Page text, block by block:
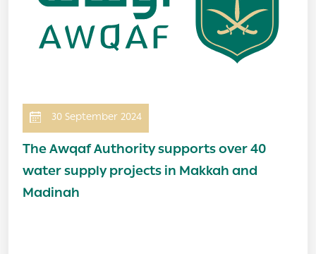
30 September 2024
The Awqaf Authority supports over 40
water supply projects in Makkah and
Madinah